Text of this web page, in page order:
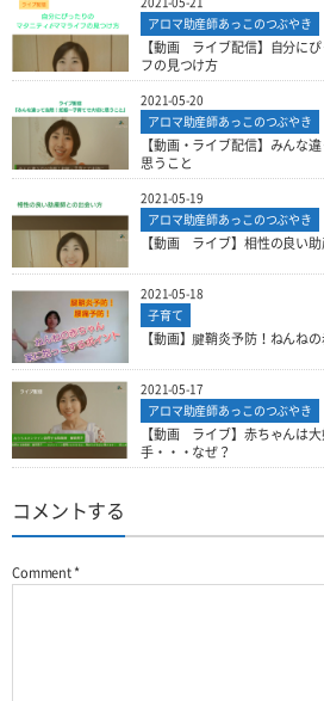
アロマ助産師あっこのつぶやき
【動画 ライブ配信】自分に
フの見つけ方
2021-05-20
アロマ助産師あっこのつぶやき
【動画・ライブ配信】みんな
思うこと
2021-05-19
アロマ助産師あっこのつぶやき
【動画 ライブ】相性の良い
2021-05-18
子育て
【動画】腱鞘炎予防！ねんね
2021-05-17
アロマ助産師あっこのつぶやき
【動画 ライブ】赤ちゃんは
手・・・なぜ？
コメントする
Comment*